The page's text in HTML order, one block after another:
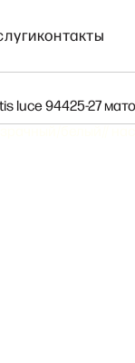
IL
контакты
luce 94425-27